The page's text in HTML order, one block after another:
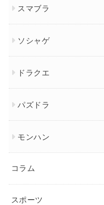
スマブラ
ソシャゲ
ドラクエ
パズドラ
モンハン
コラム
スポーツ